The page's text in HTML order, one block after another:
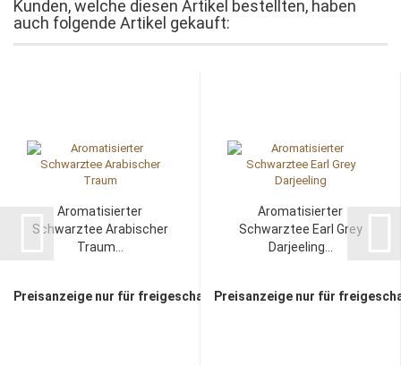
Kunden, welche diesen Artikel bestellten, haben
auch folgende Artikel gekauft:
Aromatisierter
Schwarztee Arabischer
Traum...
Preisanzeige nur für freigeschaltete Kunden
Aromatisierter
Schwarztee Earl Grey
Darjeeling...
Preisanzeige nur für